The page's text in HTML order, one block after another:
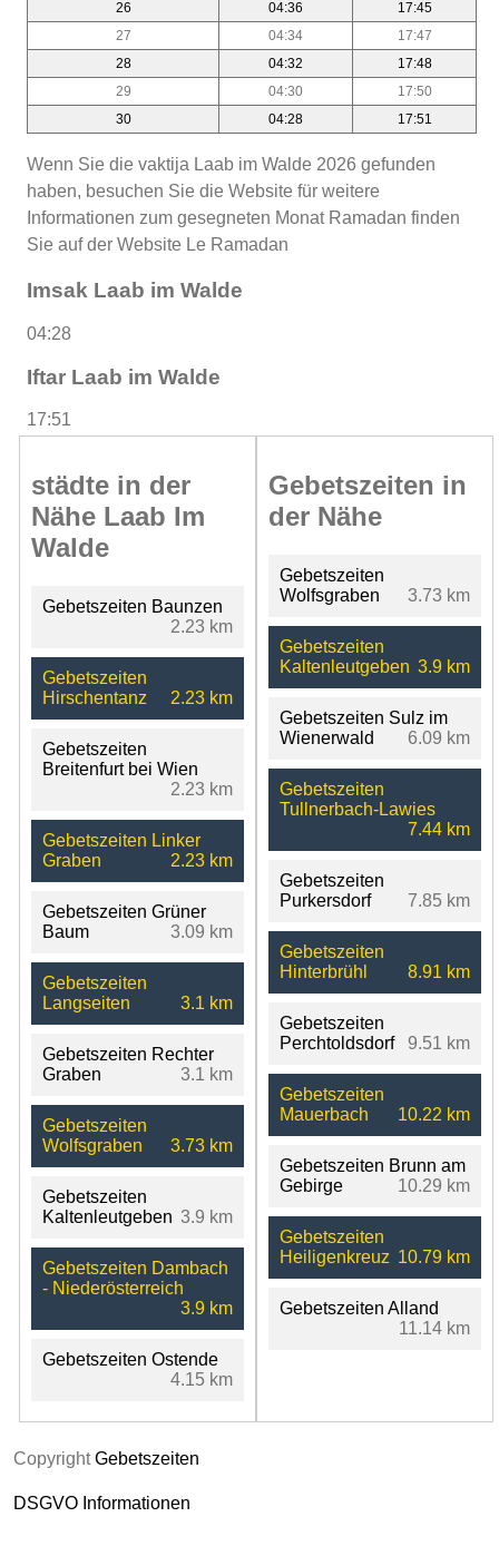
26
04:36
17:45
27
04:34
17:47
28
04:32
17:48
29
04:30
17:50
30
04:28 17:51
Wenn Sie die vaktija Laab im Walde 2026 gefunden
haben, besuchen Sie die Website für weitere
Informationen zum gesegneten Monat Ramadan finden
Sie auf der Website Le Ramadan
Imsak Laab im Walde
04:28
Iftar Laab im Walde
17:51
städte in der
Nähe Laab Im
Walde
Gebetszeiten Baunzen
2.23 km
Gebetszeiten
Hirschentanz
2.23 km
Gebetszeiten
Breitenfurt bei Wien
2.23 km
Gebetszeiten Linker
Graben
2.23 km
Gebetszeiten Grüner
Baum
3.09 km
Gebetszeiten
Langseiten
3.1 km
Gebetszeiten Rechter
Graben
3.1 km
Gebetszeiten
Wolfsgraben
3.73 km
Gebetszeiten
Kaltenleutgeben 3.9 km
Gebetszeiten Dambach
- Niederösterreich
3.9 km
Gebetszeiten Ostende
4.15 km
Gebetszeiten in
der Nähe
Gebetszeiten
Wolfsgraben
3.73 km
Gebetszeiten
Kaltenleutgeben 3.9 km
Gebetszeiten Sulz im
Wienerwald
6.09 km
Gebetszeiten
Tullnerbach-Lawies
7.44 km
Gebetszeiten
Purkersdorf
7.85 km
Gebetszeiten
Hinterbrühl
8.91 km
Gebetszeiten
Perchtoldsdorf
9.51 km
Gebetszeiten
Mauerbach
10.22 km
Gebetszeiten Brunn am
Gebirge
10.29 km
Gebetszeiten
Heiligenkreuz 10.79 km
Gebetszeiten Alland
11.14 km
CopyrightGebetszeiten
DSGVO Informationen